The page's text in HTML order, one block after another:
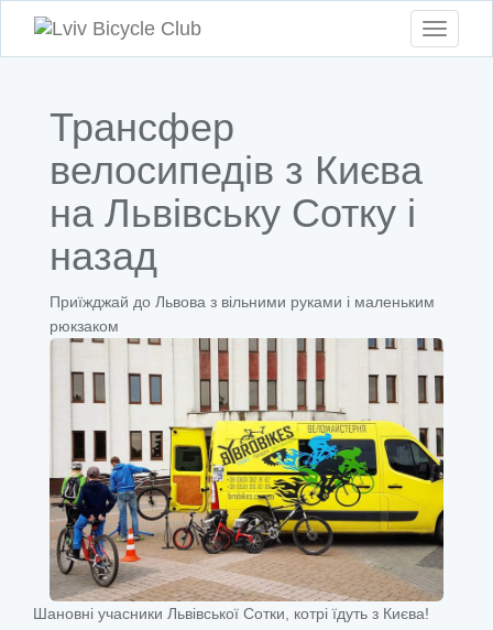
Toggle
Трансфер
велосипедів з Києва
на Львівську Сотку і
назад
Приїжджай до Львова з вільними руками і маленьким
рюкзаком
Шановні учасники Львівської Сотки, котрі їдуть з Києва!